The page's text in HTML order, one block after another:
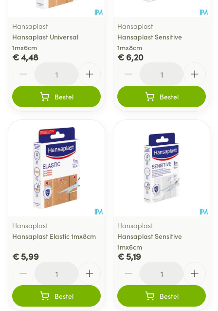
Hansaplast
Hansaplast Universal
1mx6cm
€ 4,48
Bestel
Hansaplast
Hansaplast Sensitive
1mx8cm
€ 6,20
Bestel
Hansaplast
Hansaplast Elastic 1mx8cm
€ 5,99
Bestel
Hansaplast
Hansaplast Sensitive
1mx6cm
€ 5,19
Bestel